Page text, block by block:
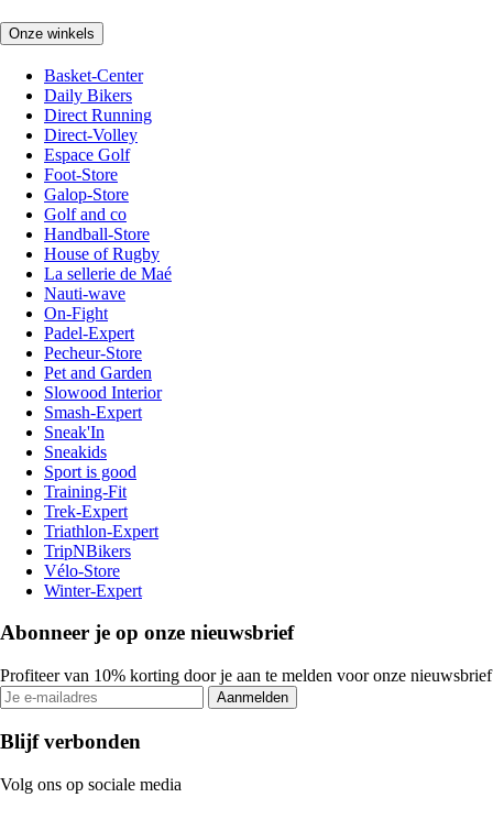
Onze winkels
Basket-Center
Daily Bikers
Direct Running
Direct-Volley
Espace Golf
Foot-Store
Galop-Store
Golf and co
Handball-Store
House of Rugby
La sellerie de Maé
Nauti-wave
On-Fight
Padel-Expert
Pecheur-Store
Pet and Garden
Slowood Interior
Smash-Expert
Sneak'In
Sneakids
Sport is good
Training-Fit
Trek-Expert
Triathlon-Expert
TripNBikers
Vélo-Store
Winter-Expert
Abonneer je op onze nieuwsbrief
Profiteer van 10% korting door je aan te melden voor onze nieuwsbrief
Aanmelden
Blijf verbonden
Volg ons op sociale media